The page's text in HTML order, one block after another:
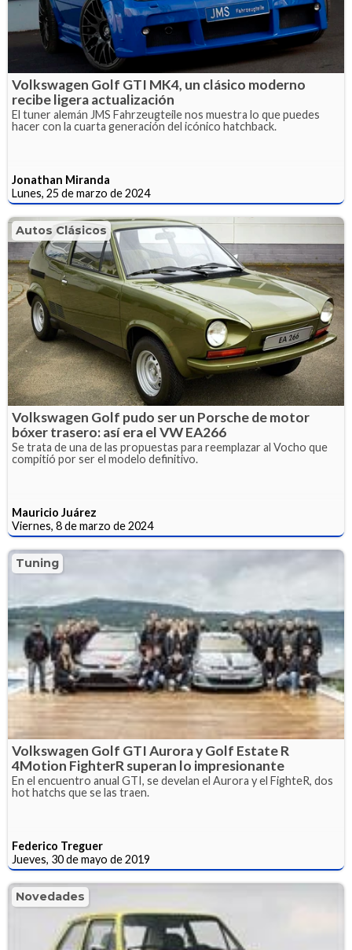
Volkswagen Golf GTI MK4, un clásico moderno
recibe ligera actualización
El tuner alemán JMS Fahrzeugteile nos muestra lo que puedes
hacer con la cuarta generación del icónico hatchback.
Jonathan Miranda
Lunes, 25 de marzo de 2024
Autos Clásicos
Volkswagen Golf pudo ser un Porsche de motor
bóxer trasero: así era el VW EA266
Se trata de una de las propuestas para reemplazar al Vocho que
compitió por ser el modelo definitivo.
Mauricio Juárez
Viernes, 8 de marzo de 2024
Tuning
Volkswagen Golf GTI Aurora y Golf Estate R
4Motion FighterR superan lo impresionante
En el encuentro anual GTI, se develan el Aurora y el FighteR, dos
hot hatchs que se las traen.
Federico Treguer
Jueves, 30 de mayo de 2019
Novedades